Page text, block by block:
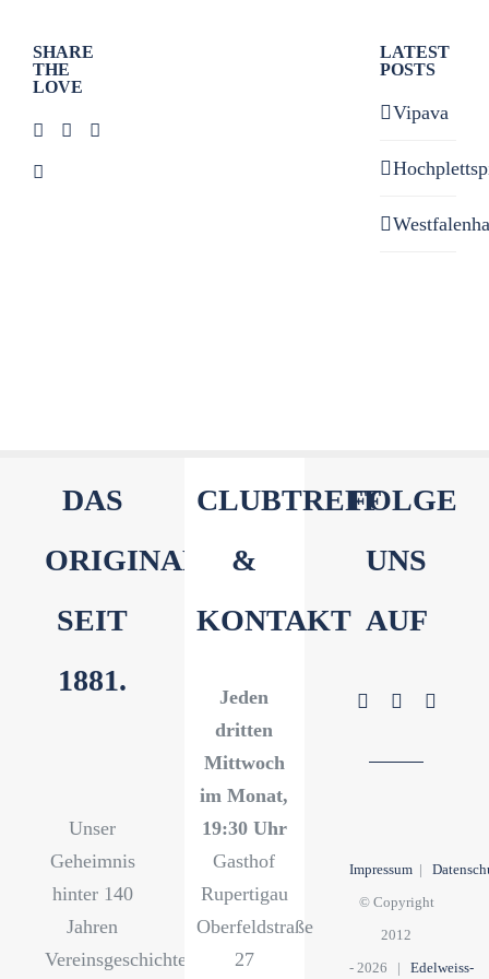
SHARE
THE
LOVE
LATEST
POSTS
Vipava
DAS
ORIGINAL
SEIT
1881.
Unser
Geheimnis
hinter 140
Jahren
Vereinsgeschichte?
CLUBTREFF
&
KONTAKT
Jeden
dritten
Mittwoch
im Monat,
19:30 Uhr
Gasthof
Rupertigau
Oberfeldstraße
27
FOLGE
UNS
AUF
Impressum|
© Copyright
2012
- 2026 | Edelweiss-